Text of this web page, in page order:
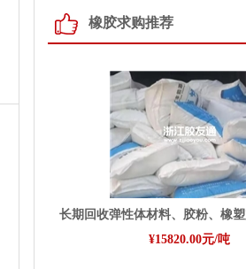
橡胶求购推荐
长期回收弹性体材料、胶粉、橡
¥15820.00元/吨